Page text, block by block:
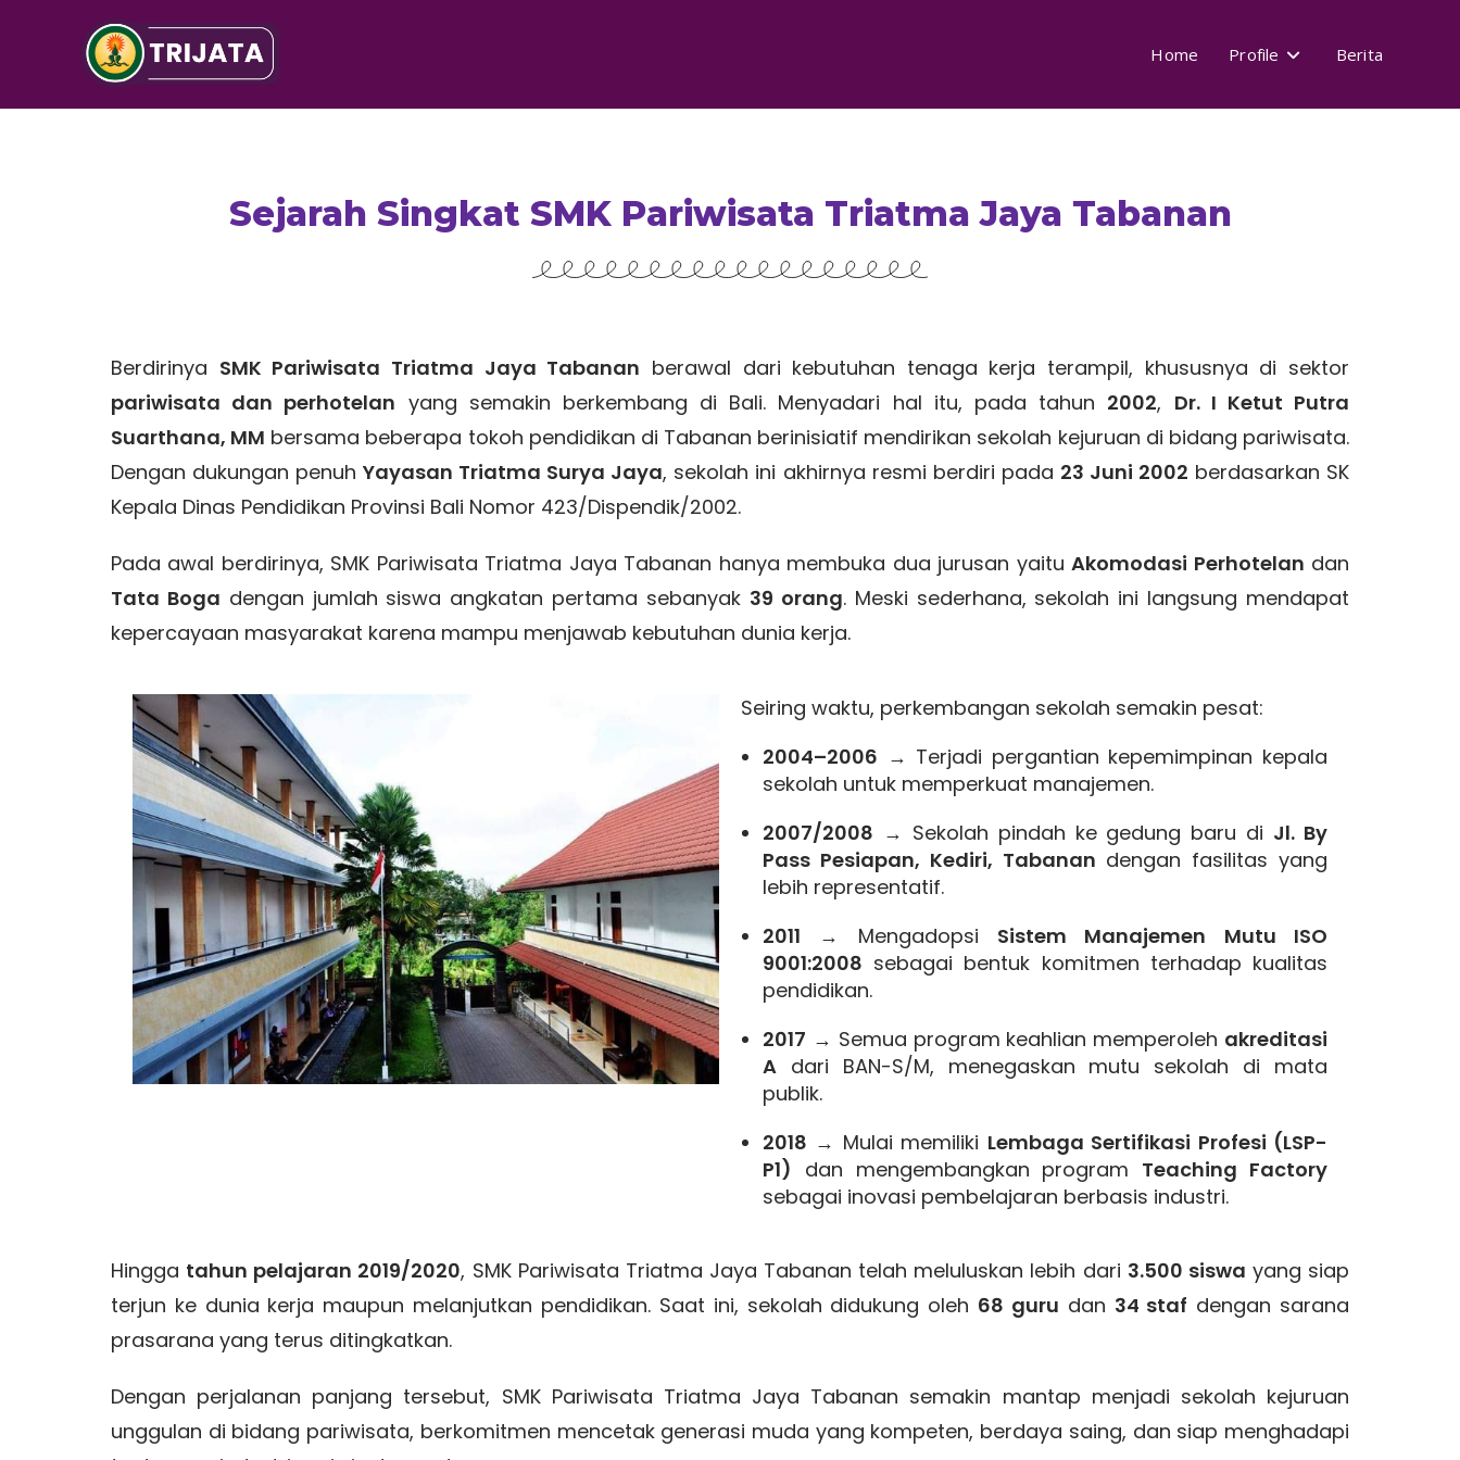
Home Profile Berita
Sejarah Singkat SMK Pariwisata Triatma Jaya Tabanan
Berdirinya SMK Pariwisata Triatma Jaya Tabanan berawal dari kebutuhan tenaga kerja terampil, khususnya di sektor
pariwisata dan perhotelan yang semakin berkembang di Bali. Menyadari hal itu, pada tahun 2002, Dr. I Ketut Putra
Suarthana, MM bersama beberapa tokoh pendidikan di Tabanan berinisiatif mendirikan sekolah kejuruan di bidang pariwisata.
Dengan dukungan penuhYayasan Triatma Surya Jaya, sekolah ini akhirnya resmi berdiri pada 23 Juni 2002 berdasarkan SK
Kepala Dinas Pendidikan Provinsi Bali Nomor 423/Dispendik/2002.
Pada awal berdirinya, SMK Pariwisata Triatma Jaya Tabanan hanya membuka dua jurusan yaituAkomodasi Perhotelan dan
Tata Boga dengan jumlah siswa angkatan pertama sebanyak 39 orang. Meski sederhana, sekolah ini langsung mendapat
kepercayaan masyarakat karena mampu menjawab kebutuhan dunia kerja.
Hingga tahun pelajaran 2019/2020, SMK Pariwisata Triatma Jaya Tabanan telah meluluskan lebih dari 3.500 siswa yang siap
terjun ke dunia kerja maupun melanjutkan pendidikan. Saat ini, sekolah didukung oleh 68 guru dan 34 staf dengan sarana
prasarana yang terus ditingkatkan.
Dengan perjalanan panjang tersebut, SMK Pariwisata Triatma Jaya Tabanan semakin mantap menjadi sekolah kejuruan
unggulan di bidang pariwisata, berkomitmen mencetak generasi muda yang kompeten, berdaya saing, dan siap menghadapi
Seiring waktu, perkembangan sekolah semakin pesat:
2004–2006 → Terjadi pergantian kepemimpinan kepala
sekolah untuk memperkuat manajemen.
2007/2008 → Sekolah pindah ke gedung baru di Jl. By
Pass Pesiapan, Kediri, Tabanan dengan fasilitas yang
lebih representatif.
2011 → Mengadopsi Sistem Manajemen Mutu ISO
9001:2008 sebagai bentuk komitmen terhadap kualitas
pendidikan.
2017 → Semua program keahlian memperoleh akreditasi
A dari BAN-S/M, menegaskan mutu sekolah di mata
publik.
2018 → Mulai memiliki Lembaga Sertifikasi Profesi (LSP-
P1) dan mengembangkan program Teaching Factory
sebagai inovasi pembelajaran berbasis industri.